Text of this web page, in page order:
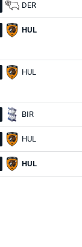
DER
HUL
HUL
BIR
HUL
HUL